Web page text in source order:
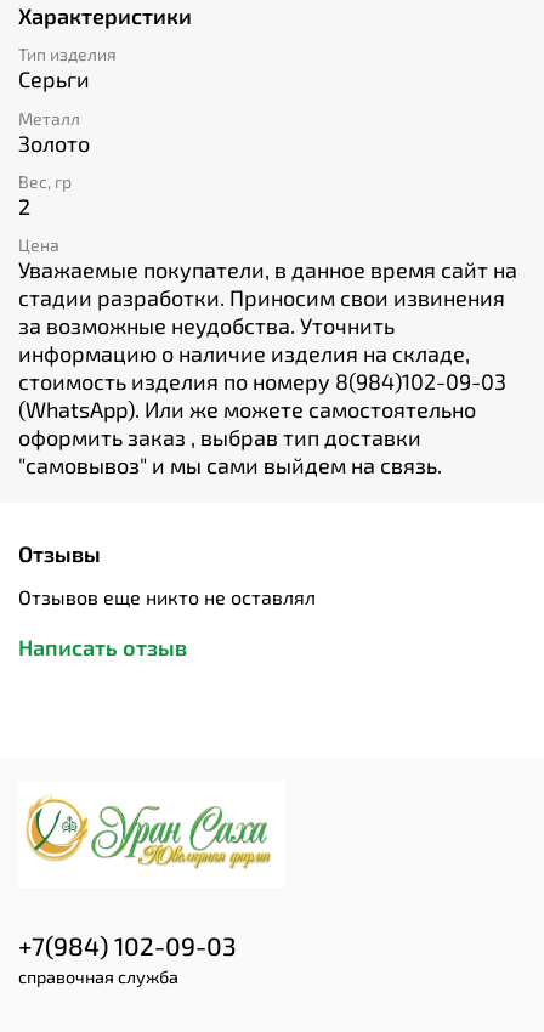
Характеристики
Тип изделия
Серьги
Металл
Золото
Вес, гр
2
Цена
Уважаемые покупатели, в данное время сайт на
стадии разработки. Приносим свои извинения
за возможные неудобства. Уточнить
информацию о наличие изделия на складе,
стоимость изделия по номеру 8(984)102-09-03
(WhatsApp). Или же можете самостоятельно
оформить заказ , выбрав тип доставки
"cамовывоз" и мы сами выйдем на связь.
Отзывы
Отзывов еще никто не оставлял
Написать отзыв
+7(984) 102-09-03
справочная служба